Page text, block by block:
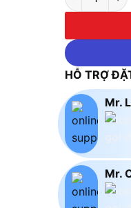
HỖ TRỢ
Mr.
Mr.